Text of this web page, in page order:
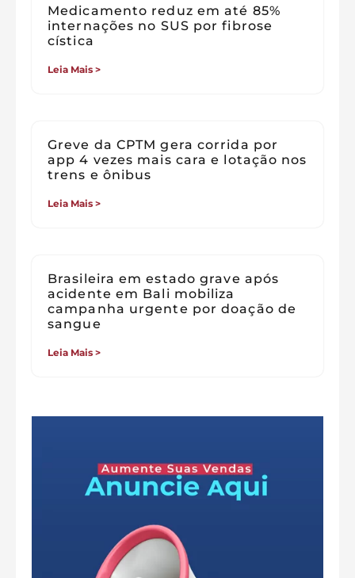
Medicamento reduz em até 85%
internações no SUS por fibrose
cística
Leia Mais >
Greve da CPTM gera corrida por
app 4 vezes mais cara e lotação nos
trens e ônibus
Leia Mais >
Brasileira em estado grave após
acidente em Bali mobiliza
campanha urgente por doação de
sangue
Leia Mais >